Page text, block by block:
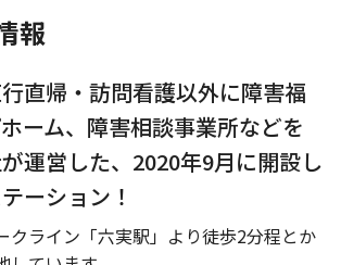
報
直帰・訪問看護以外に障害福
ーム、障害相談事業所などを
運営した、2020年9月に開設し
ーション！
クライン「六実駅」より徒歩2分程とか